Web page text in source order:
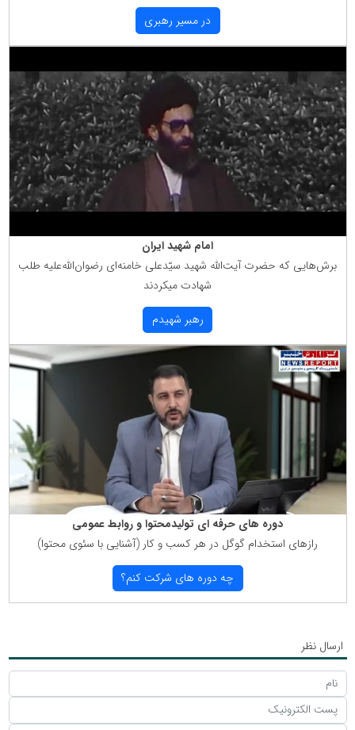
در مسیر رهبری
امام شهید ایران
برش‌هایی كه حضرت آیت‌الله شهید سیّدعلی خامنه‌ای رضوان‌الله‌علیه طلب
شهادت میكردند
رهبر شهیدم
دوره های حرفه ای تولیدمحتوا و روابط عمومی
رازهای استخدام گوگل در هر كسب و كار (آشنایی با سئوی محتوا)
چه دوره های شركت كنم؟
ارسال نظر